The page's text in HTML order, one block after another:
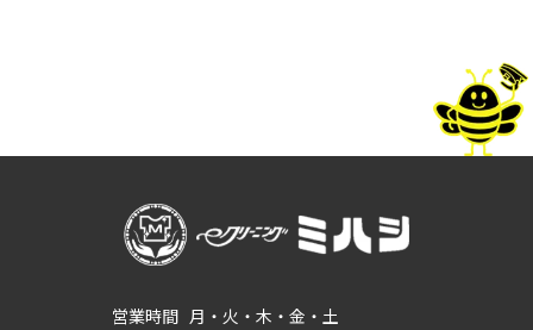
営業時間 月・火・木・金・土